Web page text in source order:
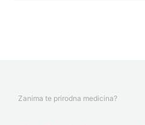
Zanima te prirodna medicina?